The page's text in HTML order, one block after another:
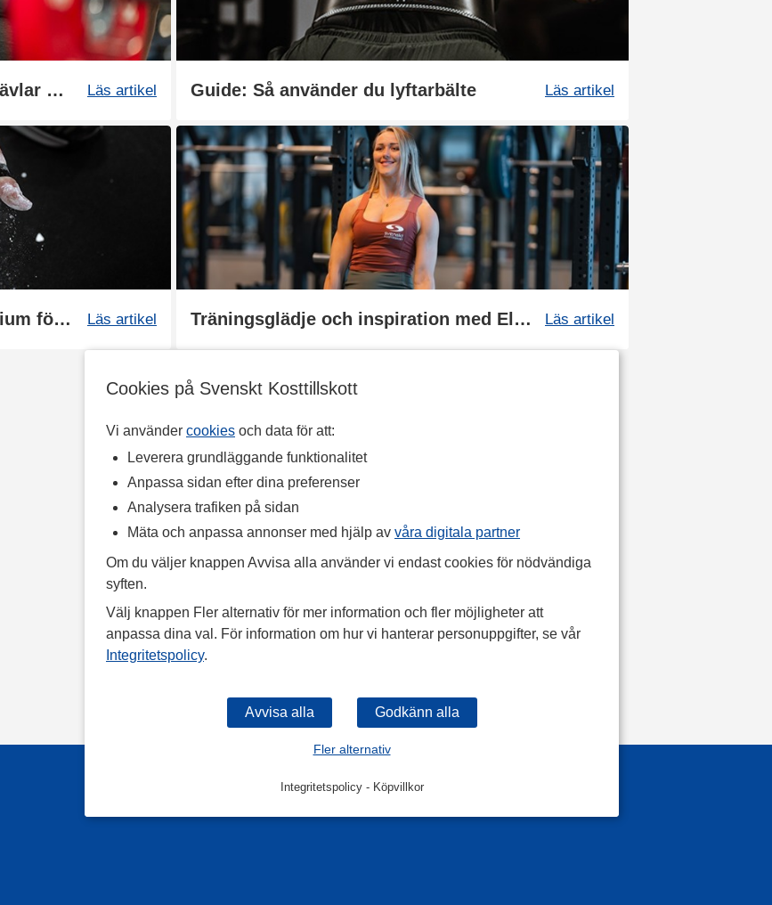
Cookies på Svenskt Kosttillskott
Vi använder cookies och data för att:
Leverera grundläggande funktionalitet
Anpassa sidan efter dina preferenser
Analysera trafiken på sidan
Mäta och anpassa annonser med hjälp av våra digitala partner
Om du väljer knappen Avvisa alla använder vi endast cookies för nödvändiga
syften.
Välj knappen Fler alternativ för mer information och fler möjligheter att
anpassa dina val. För information om hur vi hanterar personuppgifter, se vår
Integritetspolicy.
Fler alternativ
Integritetspolicy- Köpvillkor
Styrkelyft - Vad är det och hur tävlar man? Läs artikel Guide: Så använder du lyftarbälte Läs artikel
Guide: Så använder du magnesium för bättre grepp Läs artikel Träningsglädje och inspiration med Ellen B. Åkesson Läs artikel